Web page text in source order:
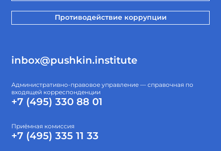
Противодействие коррупции
inbox@pushkin.institute
Административно-правовое управление — справочная по
входящей корреспонденции
+7 (495) 330 88 01
Приёмная комиссия
+7 (495) 335 11 33